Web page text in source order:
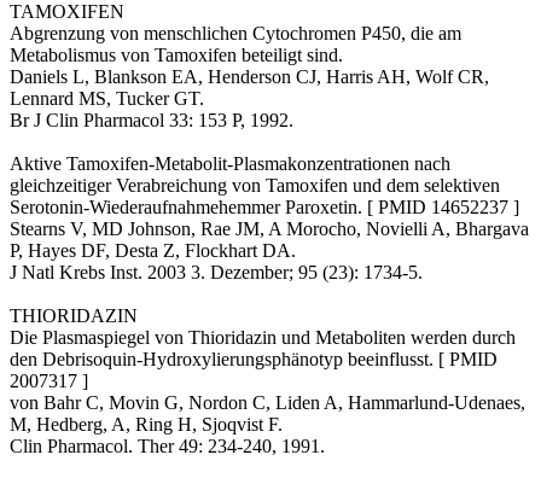
TAMOXIFEN
Abgrenzung von menschlichen Cytochromen P450, die am
Metabolismus von Tamoxifen beteiligt sind.
Daniels L, Blankson EA, Henderson CJ, Harris AH, Wolf CR,
Lennard MS, Tucker GT.
Br J Clin Pharmacol 33: 153 P, 1992.
Aktive Tamoxifen-Metabolit-Plasmakonzentrationen nach
gleichzeitiger Verabreichung von Tamoxifen und dem selektiven
Serotonin-Wiederaufnahmehemmer Paroxetin. [ PMID 14652237 ]
Stearns V, MD Johnson, Rae JM, A Morocho, Novielli A, Bhargava
P, Hayes DF, Desta Z, Flockhart DA.
J Natl Krebs Inst. 2003 3. Dezember; 95 (23): 1734-5.
THIORIDAZIN
Die Plasmaspiegel von Thioridazin und Metaboliten werden durch
den Debrisoquin-Hydroxylierungsphänotyp beeinflusst. [ PMID
2007317 ]
von Bahr C, Movin G, Nordon C, Liden A, Hammarlund-Udenaes,
M, Hedberg, A, Ring H, Sjoqvist F.
Clin Pharmacol. Ther 49: 234-240, 1991.